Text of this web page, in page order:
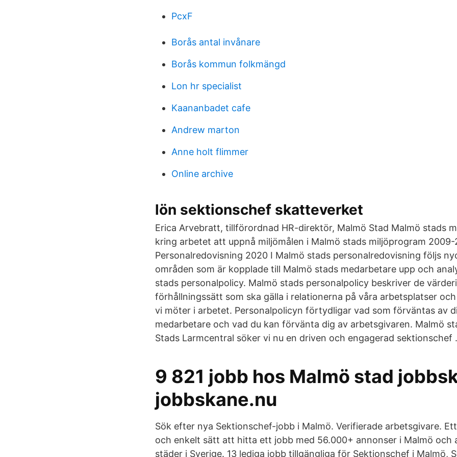
PcxF
Borås antal invånare
Borås kommun folkmängd
Lon hr specialist
Kaananbadet cafe
Andrew marton
Anne holt flimmer
Online archive
lön sektionschef skatteverket
Erica Arvebratt, tillförordnad HR-direktör, Malmö Stad Malmö stads
kring arbetet att uppnå miljömålen i Malmö stads miljöprogram 2009-
Personalredovisning 2020 I Malmö stads personalredovisning följs
områden som är kopplade till Malmö stads medarbetare upp och
stads personalpolicy. Malmö stads personalpolicy beskriver de
förhållningssätt som ska gälla i relationerna på våra arbetsplatser
vi möter i arbetet. Personalpolicyn förtydligar vad som förväntas av
medarbetare och vad du kan förvänta dig av arbetsgivaren. Malmö
Stads Larmcentral söker vi nu en driven och engagerad sektionschef .
9 821 jobb hos Malmö stad
jobbskane.nu
Sök efter nya Sektionschef-jobb i Malmö. Verifierade arbetsgivare.
och enkelt sätt att hitta ett jobb med 56.000+ annonser i Malmö och
städer i Sverige. 13 lediga jobb tillgängliga för Sektionschef i Malmö,